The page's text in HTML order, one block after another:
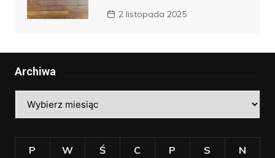
2 listopada 2025
Archiwa
P W Ś C P S N